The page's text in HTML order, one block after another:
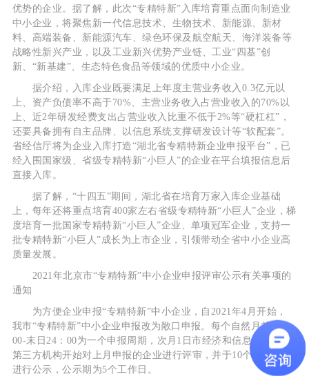
优势的企业。据了解，此次“专精特新”入库培育重点面向制造业
中小企业，将聚焦新一代信息技术、生物技术、新能源、新材
料、高端装备、新能源汽车、绿色环保及航空航天、海洋装备等
战略性新兴产业，以及工业新兴优势产业链、工业“四基”创
新、“新基建”、生态特色食品等领域的优质中小企业。
据介绍，入库企业既要满足上年度主营业务收入0.3亿元以
上、资产负债率不高于70%、主营业务收入占营业收入的70%以
上、近2年研发经费支出占营业收入比重不低于2%等“硬杠杠”，
还要具备拥有自主品牌、以信息系统支撑研发设计等“软配套”。
省经信厅将为企业入库打造“湖北省专精特新企业申报平台”，已
经入围国家级、省级专精特新“小巨人”的企业在平台填报信息后
直接入库。
据了解，“十四五”期间，湖北省在培育万家入库企业基础
上，每年还将重点培育400家左右省级专精特新“小巨人”企业，梯
度培育一批国家专精特新“小巨人”企业、单项冠军企业，支持一
批专精特新“小巨人”成长为上市企业，引领带动全省中小企业高
质量发展。
2021年北京市“专精特新”中小企业申报评审公示有关事项的
通知
为方便企业申报“专精特新”中小企业，自2021年4月开始，
我市“专精特新”中小企业申报改为敞口申报。每个自然月首日0：
00-末日24：00为一个申报周期，次月1日市经济和信息化局委托
第三方机构开始对上月申报的企业进行评审，并于10个工作日后
进行公示，公示期为5个工作日。